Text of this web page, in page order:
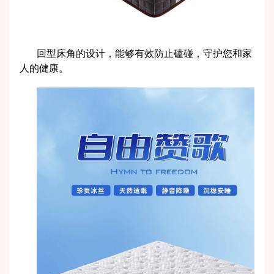
回型床角的设计，能够有效防止磕碰，守护您和家
人的健康。